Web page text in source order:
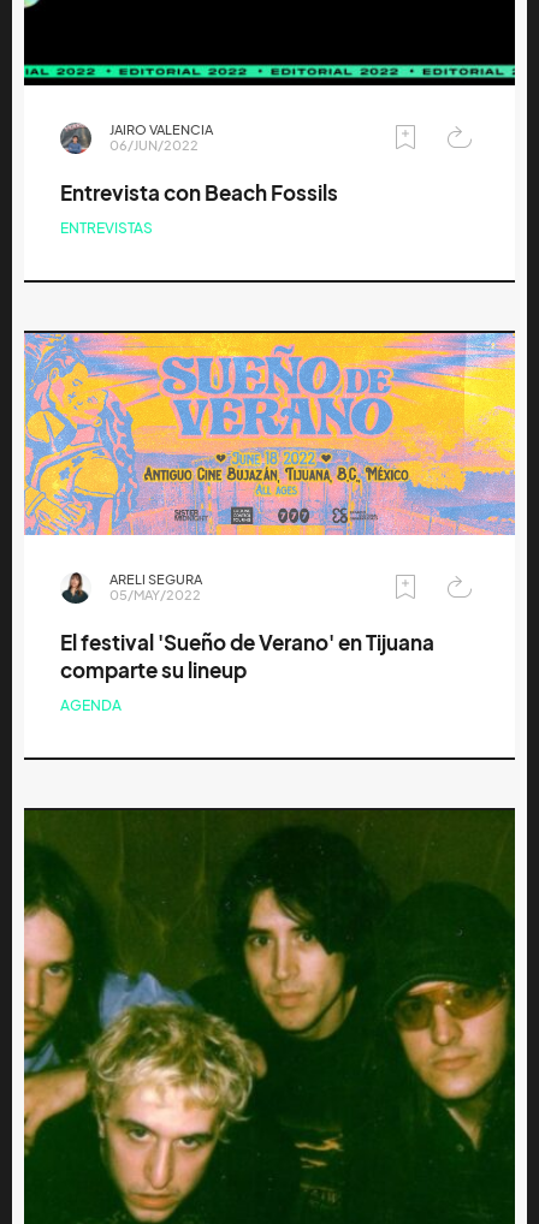
JAIRO VALENCIA
06/JUN/2022
Entrevista con Beach Fossils
ENTREVISTAS
ARELI SEGURA
05/MAY/2022
El festival 'Sueño de Verano' en Tijuana
comparte su lineup
AGENDA